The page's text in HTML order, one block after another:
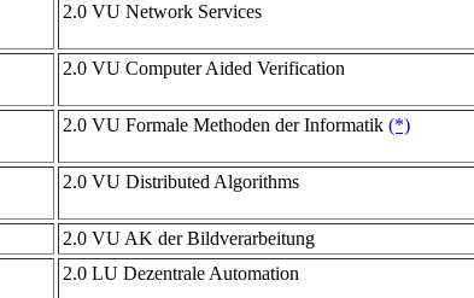
2.0 VU Network Services
2.0 VU Computer Aided Verification
2.0 VU Formale Methoden der Informatik (*)
2.0 VU Distributed Algorithms
2.0 VU AK der Bildverarbeitung
2.0 LU Dezentrale Automation